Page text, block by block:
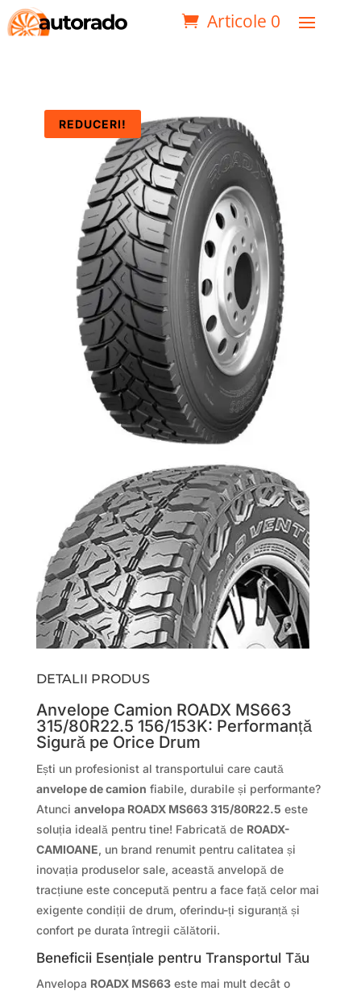
Articole 0
REDUCERI!
DETALII PRODUS
Anvelope Camion ROADX MS663
315/80R22.5 156/153K: Performanță
Sigură pe Orice Drum
Ești un profesionist al transportului care caută
anvelope de camion fiabile, durabile și performante?
Atunci anvelopa ROADX MS663 315/80R22.5 este
soluția ideală pentru tine! Fabricată de ROADX-
CAMIOANE, un brand renumit pentru calitatea și
inovația produselor sale, această anvelopă de
tracțiune este concepută pentru a face față celor mai
exigente condiții de drum, oferindu-ți siguranță și
confort pe durata întregii călătorii.
Beneficii Esențiale pentru Transportul Tău
Anvelopa ROADX MS663este mai mult decât o